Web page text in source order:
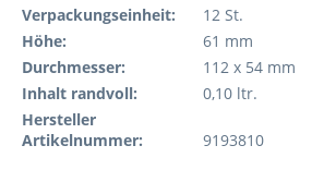
Verpackungseinheit:
12 St.
Höhe:
61 mm
Durchmesser:
112 x 54 mm
Inhalt randvoll:
0,10 ltr.
Hersteller
Artikelnummer:
9193810